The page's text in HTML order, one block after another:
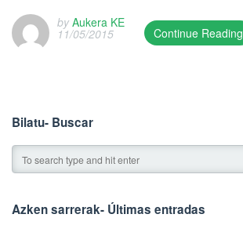
T
e
n
t
a
by Aukera KE
11/05/2015 Continue Reading
Bilatu- Buscar
Azken sarrerak- Últimas entradas